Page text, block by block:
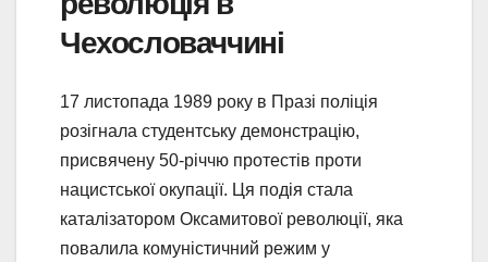
Чехословаччині
17 листопада 1989 року в Празі поліція
розігнала студентську демонстрацію,
присвячену 50-річчю протестів проти
нацистської окупації. Ця подія стала
каталізатором Оксамитової революції, яка
повалила комуністичний режим у